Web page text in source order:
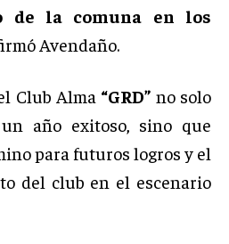
de la comuna en los
Avendaño.
Club Alma “GRD” no solo
año exitoso, sino que
para futuros logros y el
del club en el escenario